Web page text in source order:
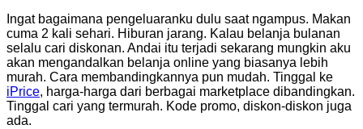
Ingat bagaimana pengeluaranku dulu saat ngampus. Makan
cuma 2 kali sehari. Hiburan jarang. Kalau belanja bulanan
selalu cari diskonan. Andai itu terjadi sekarang mungkin aku
akan mengandalkan belanja online yang biasanya lebih
murah. Cara membandingkannya pun mudah. Tinggal ke
iPrice, harga-harga dari berbagai marketplace dibandingkan.
Tinggal cari yang termurah. Kode promo, diskon-diskon juga
ada.